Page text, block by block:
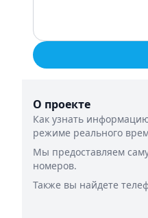
О проекте
Как узнать
режиме реального
Мы предоставляем
номеров.
Также вы найдете